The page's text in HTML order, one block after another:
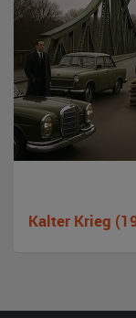
Kalter Krieg